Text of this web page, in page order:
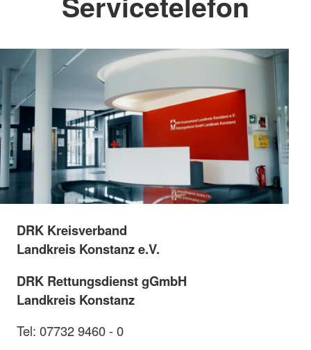
DRK Kreisverband
Landkreis Konstanz e.V.
DRK Rettungsdienst gGmbH
Landkreis Konstanz
Tel: 07732 9460 - 0